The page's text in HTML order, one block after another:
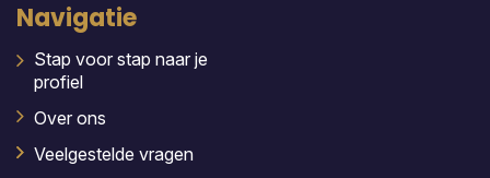
Navigatie
Stap voor stap naar je
profiel
Over ons
Veelgestelde vragen